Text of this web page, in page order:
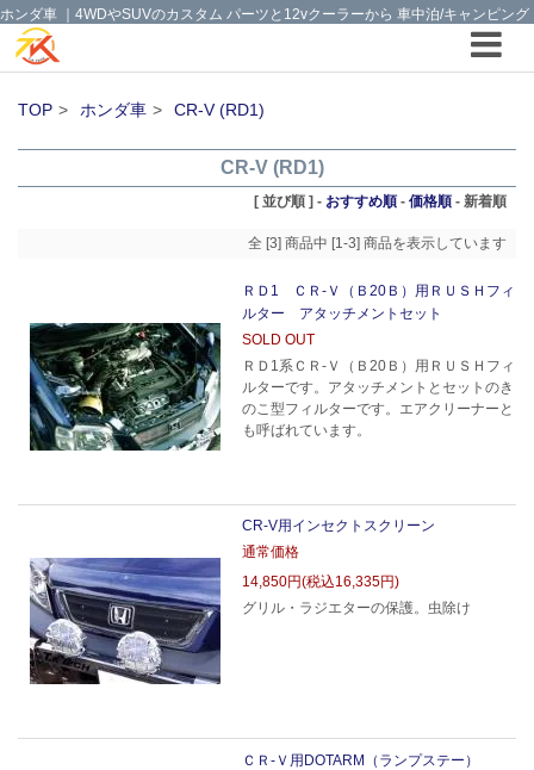
ホンダ車 ｜4WDやSUVのカスタム パーツと12vクーラーから 車中泊/キャンピング
部品までご提案の T.K TECH 埼玉
TOP ホンダ車 CR-V (RD1)
CR-V (RD1)
[ 並び順 ] - おすすめ順- 価格順- 新着順
全 [3] 商品中 [1-3] 商品を表示しています
ＲＤ1 ＣＲ-Ｖ（Ｂ20Ｂ）用ＲＵＳＨフィ
ルター アタッチメントセット
SOLD OUT
ＲＤ1系ＣＲ-Ｖ（Ｂ20Ｂ）用ＲＵＳＨフィ
ルターです。アタッチメントとセットのき
のこ型フィルターです。エアクリーナーと
も呼ばれています。
CR-V用インセクトスクリーン
通常価格
14,850円(税込16,335円)
グリル・ラジエターの保護。虫除け
ＣＲ-Ｖ用DOTARM（ランプステー）